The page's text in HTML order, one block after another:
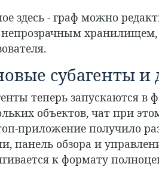
здесь - граф можно
хранилищем,
субагенты и
теперь запускаются
объектов, чат при
приложение получило
панель обзора и
к формату